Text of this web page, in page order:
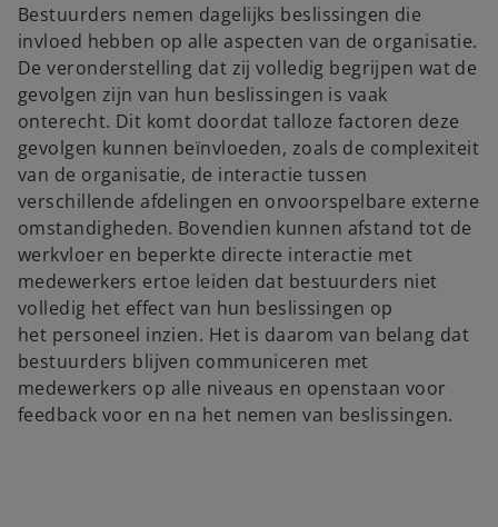
Bestuurders nemen dagelijks beslissingen die
invloed hebben op alle aspecten van de organisatie.
De veronderstelling dat zij volledig begrijpen wat de
gevolgen zijn van hun beslissingen is vaak
onterecht. Dit komt doordat talloze factoren deze
gevolgen kunnen beïnvloeden, zoals de complexiteit
van de organisatie, de interactie tussen
verschillende afdelingen en onvoorspelbare externe
omstandigheden. Bovendien kunnen afstand tot de
werkvloer en beperkte directe interactie met
medewerkers ertoe leiden dat bestuurders niet
volledig het effect van hun beslissingen op
het personeel inzien. Het is daarom van belang dat
bestuurders blijven communiceren met
medewerkers op alle niveaus en openstaan voor
feedback voor en na het nemen van beslissingen.